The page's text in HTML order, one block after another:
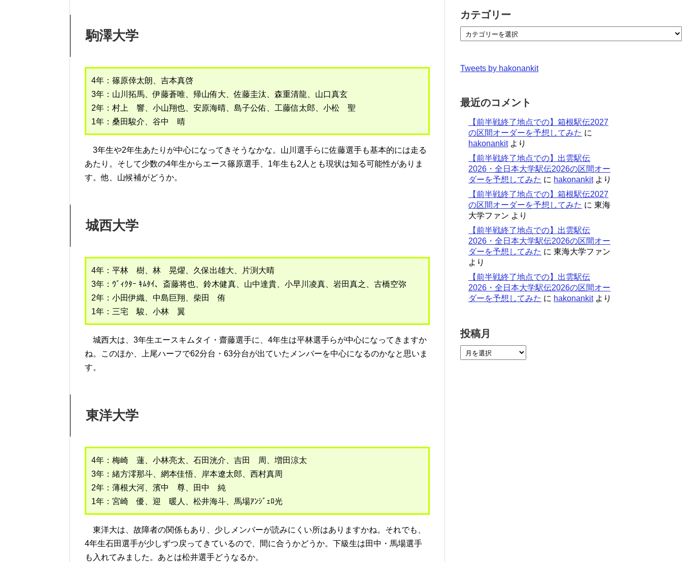
駒澤大学
4年：篠原倖太朗、吉本真啓
3年：山川拓馬、伊藤蒼唯、帰山侑大、佐藤圭汰、森重清龍、山口真玄
2年：村上 響、小山翔也、安原海晴、島子公佑、工藤信太郎、小松 聖
1年：桑田駿介、谷中 晴
3年生や2年生あたりが中心になってきそうなかな。山川選手らに佐藤選手も基本的には走る
あたり。そして少数の4年生からエース篠原選手、1年生も2人とも現状は知る可能性がありま
す。他、山候補がどうか。
城西大学
4年：平林 樹、林 晃燿、久保出雄大、片渕大晴
3年：ｳﾞｨｸﾀｰ ｷﾑﾀｲ、斎藤将也、鈴木健真、山中達貴、小早川凌真、岩田真之、古橋空弥
2年：小田伊織、中島巨翔、柴田 侑
1年：三宅 駿、小林 翼
城西大は、3年生エースキムタイ・齋藤選手に、4年生は平林選手らが中心になってきますか
ね。このほか、上尾ハーフで62分台・63分台が出ていたメンバーを中心になるのかなと思いま
す。
東洋大学
4年：梅崎 蓮、小林亮太、石田洸介、吉田 周、増田涼太
3年：緒方澪那斗、網本佳悟、岸本遼太郎、西村真周
2年：薄根大河、濱中 尊、田中 純
1年：宮崎 優、迎 暖人、松井海斗、馬場ｱﾝｼﾞｪﾛ光
東洋大は、故障者の関係もあり、少しメンバーが読みにくい所はありますかね。それでも、
4年生石田選手が少しずつ戻ってきているので、間に合うかどうか。下級生は田中・馬場選手
も入れてみました。あとは松井選手どうなるか。
カテゴリー
Tweets by hakonankit
最近のコメント
【前半戦終了地点での】箱根駅伝2027
の区間オーダーを予想してみた に
hakonankitより
【前半戦終了地点での】出雲駅伝
2026・全日本大学駅伝2026の区間オー
ダーを予想してみた に hakonankitより
【前半戦終了地点での】箱根駅伝2027
の区間オーダーを予想してみた に 東海
大学ファン より
【前半戦終了地点での】出雲駅伝
2026・全日本大学駅伝2026の区間オー
ダーを予想してみた に 東海大学ファン
より
【前半戦終了地点での】出雲駅伝
2026・全日本大学駅伝2026の区間オー
ダーを予想してみた に hakonankitより
投稿月